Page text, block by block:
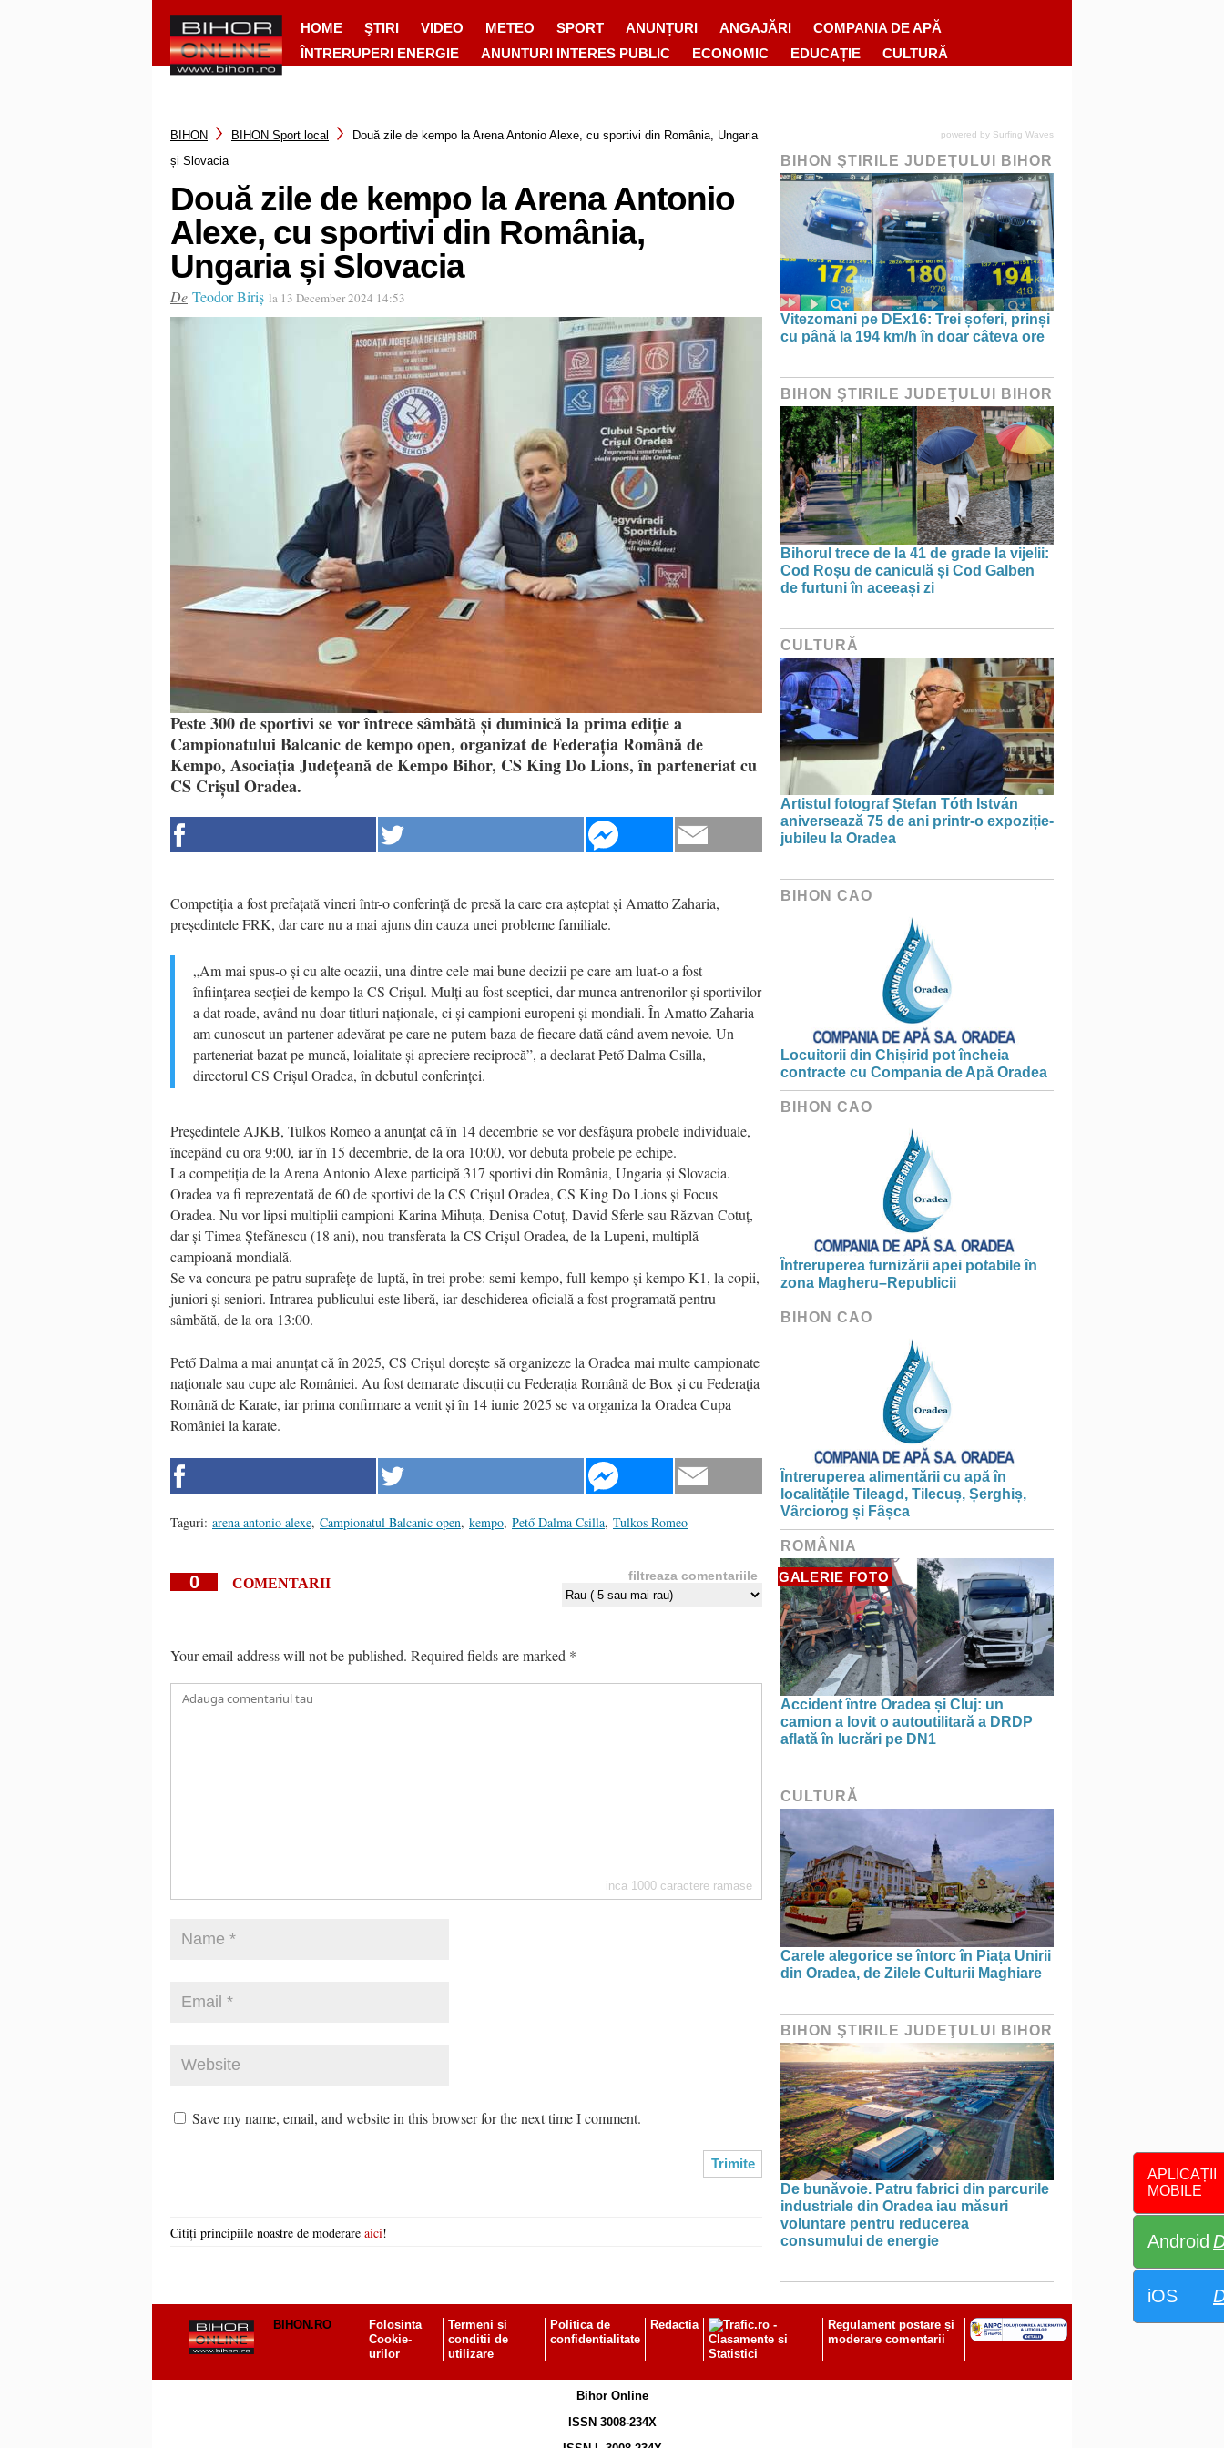
HOME ŞTIRI VIDEO METEO SPORT ANUNȚURI ANGAJĂRI
COMPANIA DE APĂ
ÎNTRERUPERI ENERGIE
ANUNTURI INTERES PUBLIC ECONOMIC EDUCAȚIE CULTURĂ
APLICAȚII
MOBILE
Android
iOS
BIHON BIHON Sport local
Două zile de kempo la Arena Antonio Alexe, cu sportivi din România, Ungaria
și Slovacia
Două zile de kempo la Arena Antonio
Alexe, cu sportivi din România,
Ungaria și Slovacia
De Teodor Biriș la 13 December 2024 14:53
Peste 300 de sportivi se vor întrece sâmbătă și duminică la prima ediție a
Campionatului Balcanic de kempo open, organizat de Federația Română de
Kempo, Asociația Județeană de Kempo Bihor, CS King Do Lions, în parteneriat cu
CS Crișul Oradea.
Competiția a fost prefațată vineri într-o conferință de presă la care era așteptat și Amatto Zaharia,
președintele FRK, dar care nu a mai ajuns din cauza unei probleme familiale.
„Am mai spus-o și cu alte ocazii, una dintre cele mai bune decizii pe care am luat-o a fost
înființarea secției de kempo la CS Crișul. Mulți au fost sceptici, dar munca antrenorilor și sportivilor
a dat roade, având nu doar titluri naționale, ci și campioni europeni și mondiali. În Amatto Zaharia
am cunoscut un partener adevărat pe care ne putem baza de fiecare dată când avem nevoie. Un
parteneriat bazat pe muncă, loialitate și apreciere reciprocă”, a declarat Pető Dalma Csilla,
directorul CS Crișul Oradea, în debutul conferinței.
Președintele AJKB, Tulkos Romeo a anunțat că în 14 decembrie se vor desfășura probele individuale,
începând cu ora 9:00, iar în 15 decembrie, de la ora 10:00, vor debuta probele pe echipe.
La competiția de la Arena Antonio Alexe participă 317 sportivi din România, Ungaria și Slovacia.
Oradea va fi reprezentată de 60 de sportivi de la CS Crișul Oradea, CS King Do Lions și Focus
Oradea. Nu vor lipsi multiplii campioni Karina Mihuța, Denisa Cotuț, David Sferle sau Răzvan Cotuț,
dar și Timea Ștefănescu (18 ani), nou transferata la CS Crișul Oradea, de la Lupeni, multiplă
campioană mondială.
Se va concura pe patru suprafețe de luptă, în trei probe: semi-kempo, full-kempo și kempo K1, la copii,
juniori și seniori. Intrarea publicului este liberă, iar deschiderea oficială a fost programată pentru
sâmbătă, de la ora 13:00.
Pető Dalma a mai anunțat că în 2025, CS Crișul dorește să organizeze la Oradea mai multe campionate
naționale sau cupe ale României. Au fost demarate discuții cu Federația Română de Box și cu Federația
Română de Karate, iar prima confirmare a venit și în 14 iunie 2025 se va organiza la Oradea Cupa
României la karate.
Taguri: arena antonio alexe, Campionatul Balcanic open, kempo, Pető Dalma Csilla, Tulkos Romeo
0 COMENTARII filtreaza comentariile
Your email address will not be published. Required fields are marked *
inca 1000 caractere ramase
Save my name, email, and website in this browser for the next time I comment.
Citiți principiile noastre de moderare aici!
powered by Surfing Waves
BIHON ŞTIRILE JUDEŢULUI BIHOR
Vitezomani pe DEx16: Trei șoferi, prinși
cu până la 194 km/h în doar câteva ore
BIHON ŞTIRILE JUDEŢULUI BIHOR
Bihorul trece de la 41 de grade la vijelii:
Cod Roșu de caniculă și Cod Galben
de furtuni în aceeași zi
CULTURĂ
Artistul fotograf Ștefan Tóth István
aniversează 75 de ani printr-o expoziție-
jubileu la Oradea
BIHON CAO
Locuitorii din Chișirid pot încheia
contracte cu Compania de Apă Oradea
BIHON CAO
Întreruperea furnizării apei potabile în
zona Magheru–Republicii
BIHON CAO
Întreruperea alimentării cu apă în
localitățile Tileagd, Tilecuș, Șerghiș,
Vârciorog și Fâșca
ROMÂNIA
GALERIE FOTO
Accident între Oradea și Cluj: un
camion a lovit o autoutilitară a DRDP
aflată în lucrări pe DN1
CULTURĂ
Carele alegorice se întorc în Piața Unirii
din Oradea, de Zilele Culturii Maghiare
BIHON ŞTIRILE JUDEŢULUI BIHOR
De bunăvoie. Patru fabrici din parcurile
industriale din Oradea iau măsuri
voluntare pentru reducerea
consumului de energie
BIHON.RO
Folosinta
Cookie-
urilor
Termeni si
conditii de
utilizare
Politica de
confidentialitate
Redactia
Regulament postare și
moderare comentarii
Bihor Online
ISSN 3008-234X